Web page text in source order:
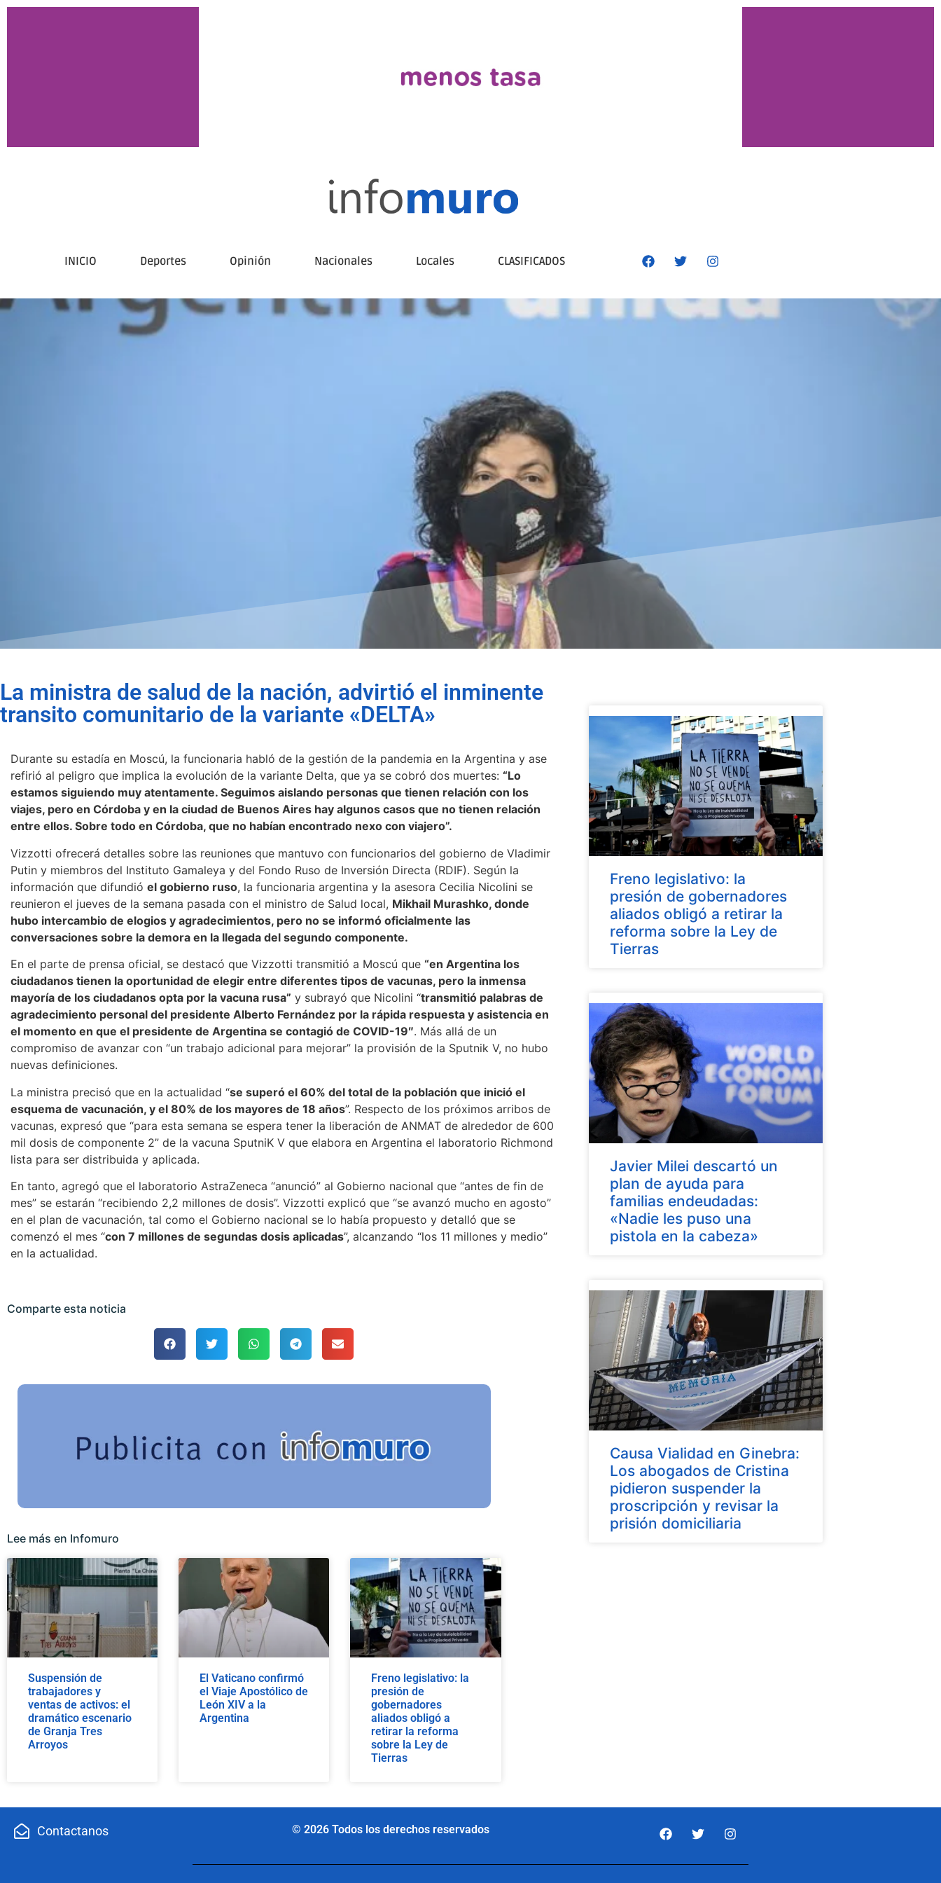
INICIO Deportes Opinión Nacionales Locales CLASIFICADOS
La ministra de salud de la nación, advirtió el inminente
transito comunitario de la variante «DELTA»
Durante su estadía en Moscú, la funcionaria habló de la gestión de la pandemia en la Argentina y ase
refirió al peligro que implica la evolución de la variante Delta, que ya se cobró dos muertes: “Lo
estamos siguiendo muy atentamente. Seguimos aislando personas que tienen relación con los
viajes, pero en Córdoba y en la ciudad de Buenos Aires hay algunos casos que no tienen relación
entre ellos. Sobre todo en Córdoba, que no habían encontrado nexo con viajero”.
Vizzotti ofrecerá detalles sobre las reuniones que mantuvo con funcionarios del gobierno de Vladimir
Putin y miembros del Instituto Gamaleya y del Fondo Ruso de Inversión Directa (RDIF). Según la
información que difundió el gobierno ruso, la funcionaria argentina y la asesora Cecilia Nicolini se
reunieron el jueves de la semana pasada con el ministro de Salud local, Mikhail Murashko, donde
hubo intercambio de elogios y agradecimientos, pero no se informó oficialmente las
conversaciones sobre la demora en la llegada del segundo componente.
En el parte de prensa oficial, se destacó que Vizzotti transmitió a Moscú que “en Argentina los
ciudadanos tienen la oportunidad de elegir entre diferentes tipos de vacunas, pero la inmensa
mayoría de los ciudadanos opta por la vacuna rusa” y subrayó que Nicolini “transmitió palabras de
agradecimiento personal del presidente Alberto Fernández por la rápida respuesta y asistencia en
el momento en que el presidente de Argentina se contagió de COVID-19″. Más allá de un
compromiso de avanzar con “un trabajo adicional para mejorar” la provisión de la Sputnik V, no hubo
nuevas definiciones.
La ministra precisó que en la actualidad “se superó el 60% del total de la población que inició el
esquema de vacunación, y el 80% de los mayores de 18 años”. Respecto de los próximos arribos de
vacunas, expresó que “para esta semana se espera tener la liberación de ANMAT de alrededor de 600
mil dosis de componente 2” de la vacuna SputniK V que elabora en Argentina el laboratorio Richmond
lista para ser distribuida y aplicada.
En tanto, agregó que el laboratorio AstraZeneca “anunció” al Gobierno nacional que “antes de fin de
mes” se estarán “recibiendo 2,2 millones de dosis”. Vizzotti explicó que “se avanzó mucho en agosto”
en el plan de vacunación, tal como el Gobierno nacional se lo había propuesto y detalló que se
comenzó el mes “con 7 millones de segundas dosis aplicadas”, alcanzando “los 11 millones y medio”
en la actualidad.
Comparte esta noticia
Lee más en Infomuro
Suspensión de
trabajadores y
ventas de activos: el
dramático escenario
de Granja Tres
Arroyos
El Vaticano confirmó
el Viaje Apostólico de
León XIV a la
Argentina
Freno legislativo: la
presión de
gobernadores
aliados obligó a
retirar la reforma
sobre la Ley de
Tierras
Freno legislativo: la
presión de gobernadores
aliados obligó a retirar la
reforma sobre la Ley de
Tierras
Javier Milei descartó un
plan de ayuda para
familias endeudadas:
«Nadie les puso una
pistola en la cabeza»
Causa Vialidad en Ginebra:
Los abogados de Cristina
pidieron suspender la
proscripción y revisar la
prisión domiciliaria
Contactanos © 2026 Todos los derechos reservados